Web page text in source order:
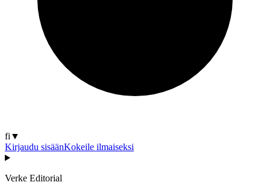
fi ▼
Kirjaudu sisäänKokeile ilmaiseksi
Verke Editorial